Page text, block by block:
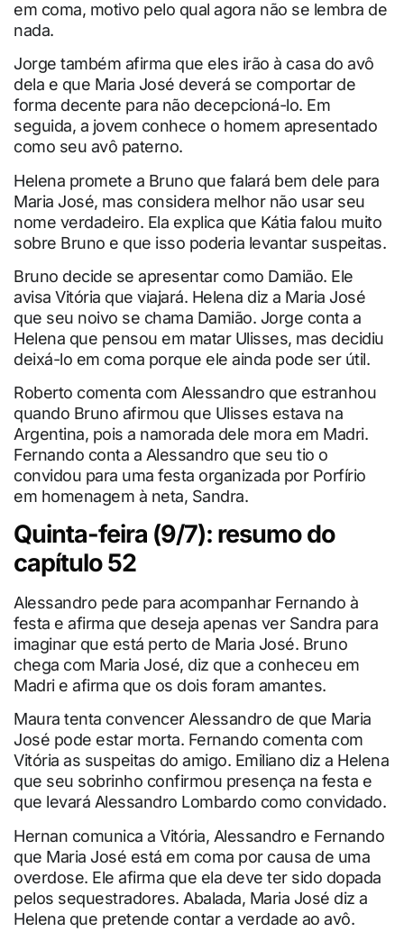
em coma, motivo pelo qual agora não se lembra de
nada.
Jorge também afirma que eles irão à casa do avô
dela e que Maria José deverá se comportar de
forma decente para não decepcioná-lo. Em
seguida, a jovem conhece o homem apresentado
como seu avô paterno.
Helena promete a Bruno que falará bem dele para
Maria José, mas considera melhor não usar seu
nome verdadeiro. Ela explica que Kátia falou muito
sobre Bruno e que isso poderia levantar suspeitas.
Bruno decide se apresentar como Damião. Ele
avisa Vitória que viajará. Helena diz a Maria José
que seu noivo se chama Damião. Jorge conta a
Helena que pensou em matar Ulisses, mas decidiu
deixá-lo em coma porque ele ainda pode ser útil.
Roberto comenta com Alessandro que estranhou
quando Bruno afirmou que Ulisses estava na
Argentina, pois a namorada dele mora em Madri.
Fernando conta a Alessandro que seu tio o
convidou para uma festa organizada por Porfírio
em homenagem à neta, Sandra.
Quinta-feira (9/7): resumo do
capítulo 52
Alessandro pede para acompanhar Fernando à
festa e afirma que deseja apenas ver Sandra para
imaginar que está perto de Maria José. Bruno
chega com Maria José, diz que a conheceu em
Madri e afirma que os dois foram amantes.
Maura tenta convencer Alessandro de que Maria
José pode estar morta. Fernando comenta com
Vitória as suspeitas do amigo. Emiliano diz a Helena
que seu sobrinho confirmou presença na festa e
que levará Alessandro Lombardo como convidado.
Hernan comunica a Vitória, Alessandro e Fernando
que Maria José está em coma por causa de uma
overdose. Ele afirma que ela deve ter sido dopada
pelos sequestradores. Abalada, Maria José diz a
Helena que pretende contar a verdade ao avô.